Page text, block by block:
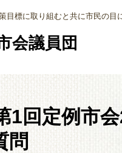
目標に取り組むと共に市民の
会議員団
1回定例市
問